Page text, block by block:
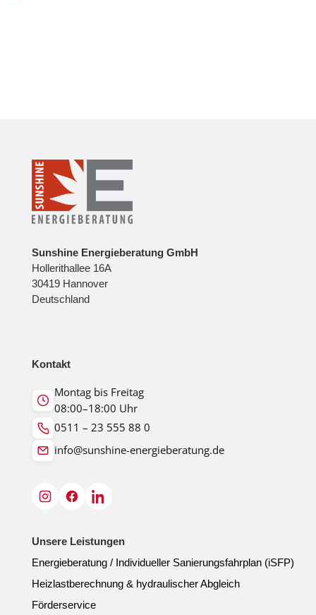
Sunshine Energieberatung GmbH
Hollerithallee 16A
30419 Hannover
Deutschland
Kontakt
Montag bis Freitag
08:00–18:00 Uhr
0511 – 23 555 88 0
info@sunshine-energieberatung.de
Unsere Leistungen
Energieberatung / Individueller Sanierungsfahrplan (iSFP)
Heizlastberechnung & hydraulischer Abgleich
Förderservice